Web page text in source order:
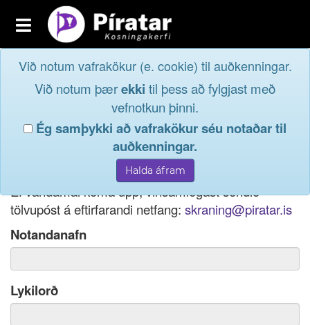
Toggle
navigation
Aðildarfélög
Innskrá
Við notum vafrakökur (e. cookie) til auðkenningar.
Við notum þærekki til þess að fylgjast með
vefnotkun þinni.
Ég samþykki að vafrakökur séu notaðar til
auðkenningar.
Innskráog taktu þátt í
lýðræðinu...
Ef þú hefur gleymt notendanafni þínu, þá má einnig
nota netfang eða kennitölu til innskráningar.
Ef vandamál koma upp, vinsamlegast sendið
tölvupóst á eftirfarandi netfang: skraning@piratar.is
Notandanafn
Lykilorð